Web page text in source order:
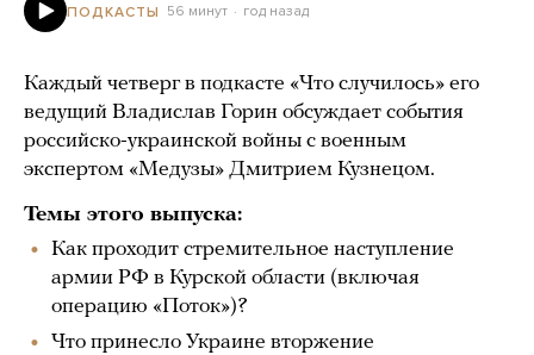
ПОДКАСТЫ 56 минут год назад
Каждый четверг в подкасте «Что случилось» его
ведущий Владислав Горин обсуждает события
российско-украинской войны с военным
экспертом «Медузы» Дмитрием Кузнецом.
Темы этого выпуска:
Как проходит стремительное наступление
армии РФ в Курской области (включая
операцию «Поток»)?
Что принесло Украине вторжение